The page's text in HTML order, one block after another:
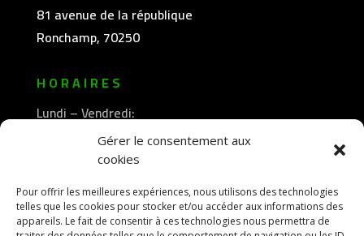
Gérer le consentement aux
cookies
Pour offrir les meilleures expériences, nous utilisons des technologies
telles que les cookies pour stocker et/ou accéder aux informations des
appareils. Le fait de consentir à ces technologies nous permettra de
81 avenue de la république
Ronchamp, 70250
HORAIRES
Lundi – Vendredi:
8h30 -12h00
—————-
13h30 -18h00